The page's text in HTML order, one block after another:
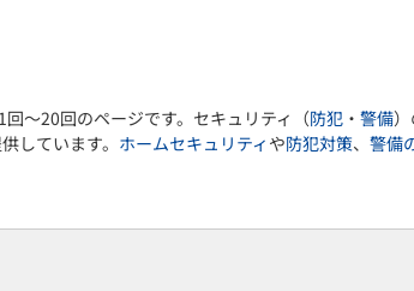
～20回のページです。セキュリティ（防犯 ・ 警備
しています。 ホームセキュリティ や防犯対策、 警備